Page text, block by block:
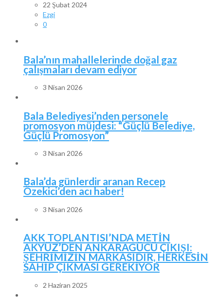
22 Şubat 2024
Ezgi
0
Bala’nın mahallelerinde doğal gaz
çalışmaları devam ediyor
3 Nisan 2026
Bala Belediyesi’nden personele
promosyon müjdesi: “Güçlü Belediye,
Güçlü Promosyon”
3 Nisan 2026
Bala’da günlerdir aranan Recep
Özekici’den acı haber!
3 Nisan 2026
AKK TOPLANTISI’NDA METİN
AKYÜZ’DEN ANKARAGÜCÜ ÇIKIŞI:
ŞEHRİMİZİN MARKASIDIR, HERKESİN
SAHİP ÇIKMASI GEREKİYOR
2 Haziran 2025